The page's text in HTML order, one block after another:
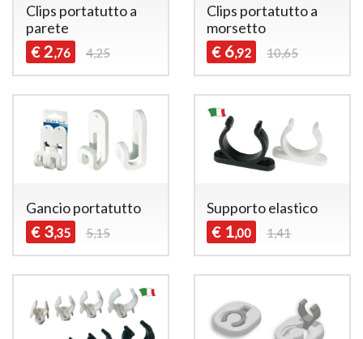
Clips portatutto a
parete
€ 2,76 4,25
Clips portatutto a
morsetto
€ 6,92 10,65
Gancio portatutto
€ 3,35 5,15
Supporto elastico
€ 1,00 1,41